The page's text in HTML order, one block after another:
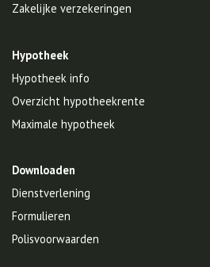
Zakelijke verzekeringen
Hypotheek
Hypotheek info
Overzicht hypotheekrente
Maximale hypotheek
Downloaden
Dienstverlening
Formulieren
Polisvoorwaarden